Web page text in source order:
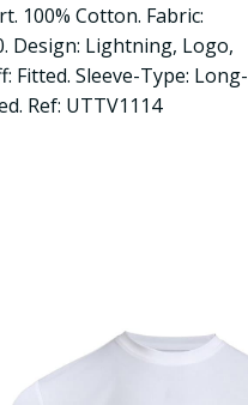
100% Cotton. Fabric:
Design: Lightning, Logo,
Fitted. Sleeve-Type: Long-
Ref: UTTV1114